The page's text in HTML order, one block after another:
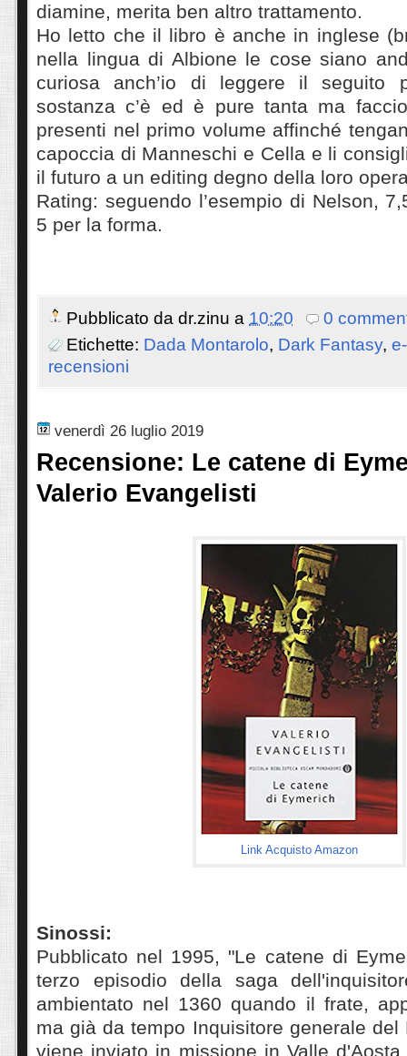
diamine, merita ben altro trattamento.
Ho letto che il libro è anche in inglese
nella lingua di Albione le cose siano
curiosa anch’io di leggere il seguito
sostanza c’è ed è pure tanta ma
presenti nel primo volume affinché
capoccia di Manneschi e Cella e li
il futuro a un editing degno della loro
Rating: seguendo l’esempio di Nelson,
5 per la forma.
Pubblicato da dr.zinu a 10:20
0
Etichette: Dada Montarolo, Dark Fantasy,
recensioni
venerdì 26 luglio 2019
Recensione: Le catene di
Valerio Evangelisti
Link Acquisto Amazon
Sinossi:
Pubblicato nel 1995, "Le catene di
terzo episodio della saga
ambientato nel 1360 quando il frate,
ma già da tempo Inquisitore generale del
viene inviato in missione in Valle